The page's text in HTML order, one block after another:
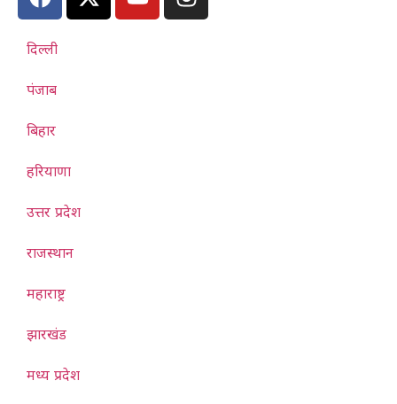
दिल्ली
पंजाब
बिहार
हरियाणा
उत्तर प्रदेश
राजस्थान
महाराष्ट्र
झारखंड
मध्य प्रदेश